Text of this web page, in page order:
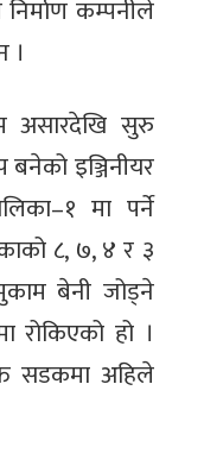
कम्पनीले
।
असारदेखि सुरु
इञ्जिनीयर
मा पर्ने
८, ७, ४ र ३
बेनी जोड्ने
रोकिएको हो ।
सडकमा अहिले